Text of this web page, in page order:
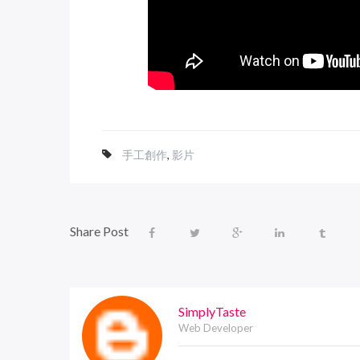
手工創作, 影片
Share Post
SimplyTaste
Web Developer